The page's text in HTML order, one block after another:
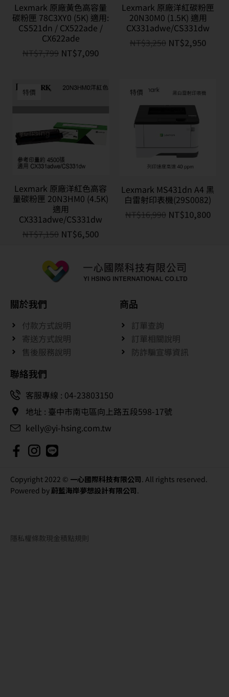
Lexmark 原廠黃色高容量
碳粉匣 78C3XY0 (5K) 適用:
CS521dn / CX522ade /
CX622ade
NT$7,799 NT$7,090
Lexmark 原廠洋紅碳粉匣
20N30M0 (1.5K) 適用
CX331adwe/CS331dw
NT$3,250 NT$2,950
特價
Lexmark 原廠洋紅色高容
量碳粉匣 20N3HM0 (4.5K)
適用
CX331adwe/CS331dw
NT$7,150 NT$6,500
特價
Lexmark MS431dn A4 黑
白雷射印表機(29S0082)
NT$16,990 NT$10,800
關於我們
付款方式說明
寄送方式說明
售後服務說明
商品
訂單查詢
訂單相關說明
防詐騙宣導資訊
聯絡我們
客服專線 : 04-23803150
地址 : 臺中市南屯區向上路五段598-17號
kelly@yi-hsing.com.tw
Copyright 2022 © 一心國際科技有限公司. All rights reserved.
Powered by 蔚藍海岸夢想設計有限公司.
隱私權條款現金積點規則